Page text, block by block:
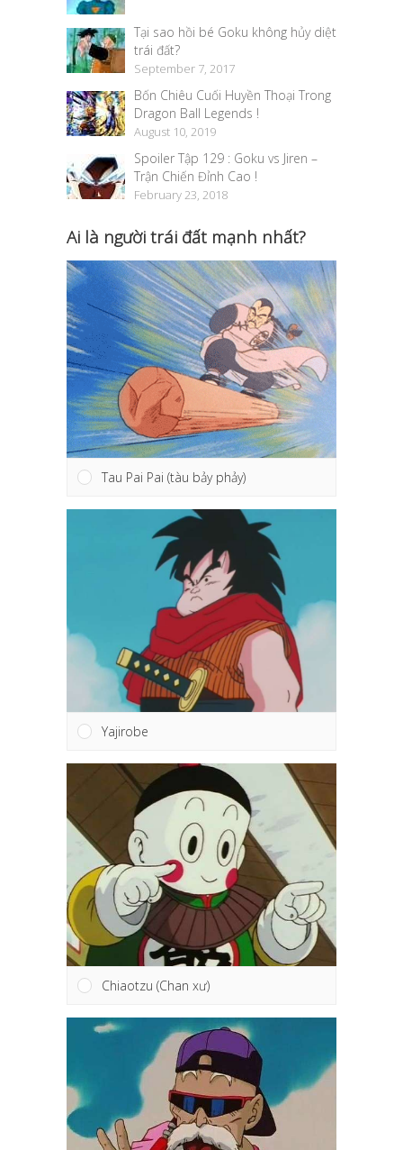
Tại sao hồi bé Goku không hủy diệt
trái đất?
September 7, 2017
Bốn Chiêu Cuối Huyền Thoại Trong
Dragon Ball Legends !
August 10, 2019
Spoiler Tập 129 : Goku vs Jiren –
Trận Chiến Đỉnh Cao !
February 23, 2018
Ai là người trái đất mạnh nhất?
Tau Pai Pai (tàu bảy phảy)
Yajirobe
Chiaotzu (Chan xư)